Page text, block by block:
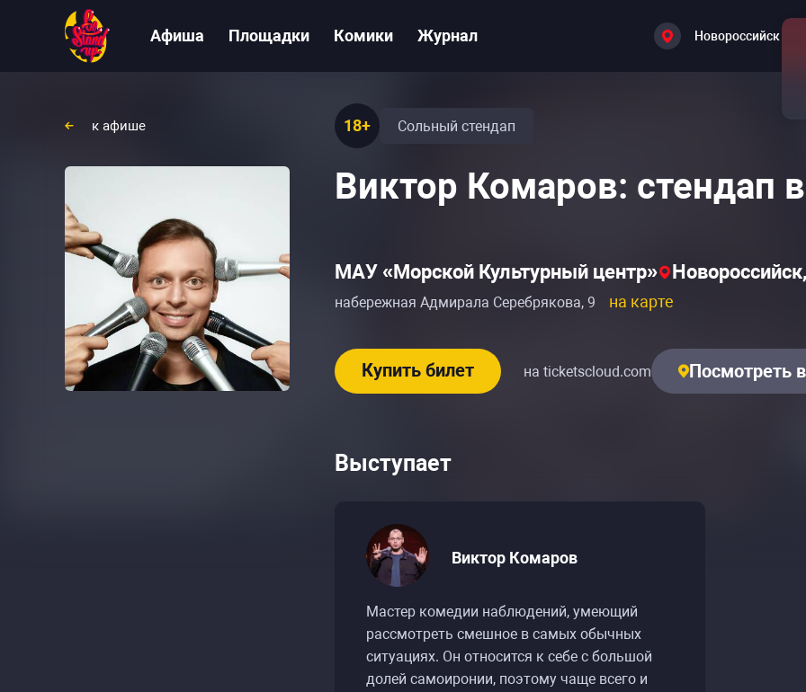
Афиша Площадки Комики Журнал Новороссийск
к афише 18+ Сольный стендап
Виктор Комаров: стендап
МАУ «Морской Культурный центр»
набережная Адмирала Серебрякова, 9 на карте
Купить билет на ticketscloud.com Посмотреть
Выступает
Виктор Комаров
Мастер комедии наблюдений, умеющий
рассмотреть смешное в самых обычных
ситуациях. Он относится к себе с большой
долей самоиронии, поэтому чаще всего и
Расписание событий «Виктор Комаров: стендап-
Расписание событий «Виктор Комаров: стендап-